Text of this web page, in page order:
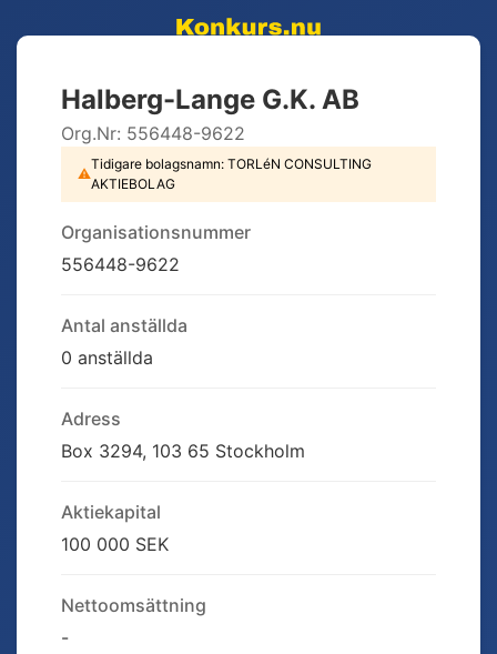
Halberg-Lange G.K. AB
Org.Nr: 556448-9622
⚠
Tidigare bolagsnamn: TORLéN CONSULTING
AKTIEBOLAG
Organisationsnummer
556448-9622
Antal anställda
0 anställda
Adress
Box 3294, 103 65 Stockholm
Aktiekapital
100 000 SEK
Nettoomsättning
-